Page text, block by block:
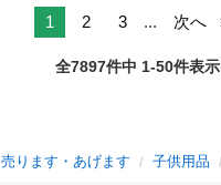
1 2 3 ... 次へ
全7897件中 1-50件表示
売ります・あげます 子供用品